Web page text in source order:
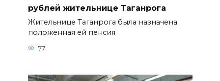
рублей жительнице Таганрога
Жительнице Таганрога была назначена
положенная ей пенсия
77